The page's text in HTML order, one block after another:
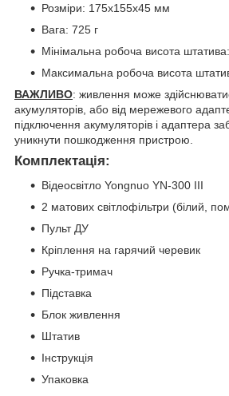
Розміри: 175х155х45 мм
Вага: 725 г
Мінімальна робоча висота
Максимальна робоча висота
ВАЖЛИВО: живлення може
акумуляторів, або від мережевого
підключення акумуляторів і адаптера
уникнути пошкодження пристрою.
Комплектація:
Відеосвітло Yongnuo YN-300 III
2 матових світлофільтри (білий,
Пульт ДУ
Кріплення на гарячий черевик
Ручка-тримач
Підставка
Блок живлення
Штатив
Інструкція
Упаковка